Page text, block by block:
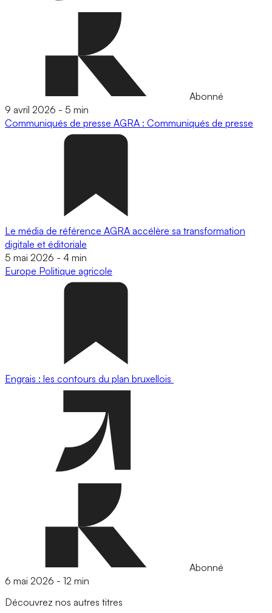
Abonné
9 avril 2026 - 5 min
Communiqués de presse AGRA : Communiqués de presse
Le média de référence AGRA accélère sa transformation
digitale et éditoriale
5 mai 2026 - 4 min
Europe Politique agricole
Engrais : les contours du plan bruxellois
Abonné
6 mai 2026 - 12 min
Découvrez nos autres titres